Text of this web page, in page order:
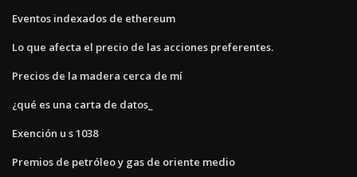
Eventos indexados de ethereum
Lo que afecta el precio de las acciones preferentes.
Precios de la madera cerca de mí
¿qué es una carta de datos_
Exención u s 1038
Premios de petróleo y gas de oriente medio